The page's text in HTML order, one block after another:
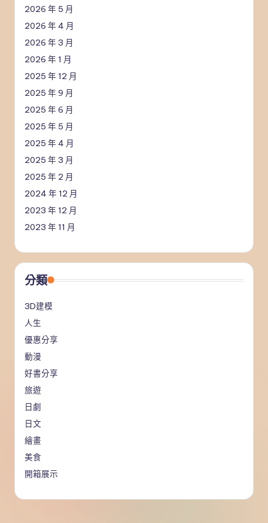
2026 年 5 月
2026 年 4 月
2026 年 3 月
2026 年 1 月
2025 年 12 月
2025 年 9 月
2025 年 6 月
2025 年 5 月
2025 年 4 月
2025 年 3 月
2025 年 2 月
2024 年 12 月
2023 年 12 月
2023 年 11 月
分類
3D建模
人生
優惠分享
動漫
好書分享
旅遊
日劇
日文
繪畫
美食
開箱展示